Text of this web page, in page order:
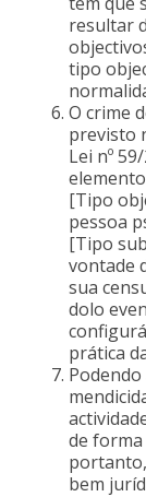
resultar
tipo
O crime
previsto
Lei nº
[Tipo
pessoa
[Tipo
vontade
sua
dolo
prática
de
bem